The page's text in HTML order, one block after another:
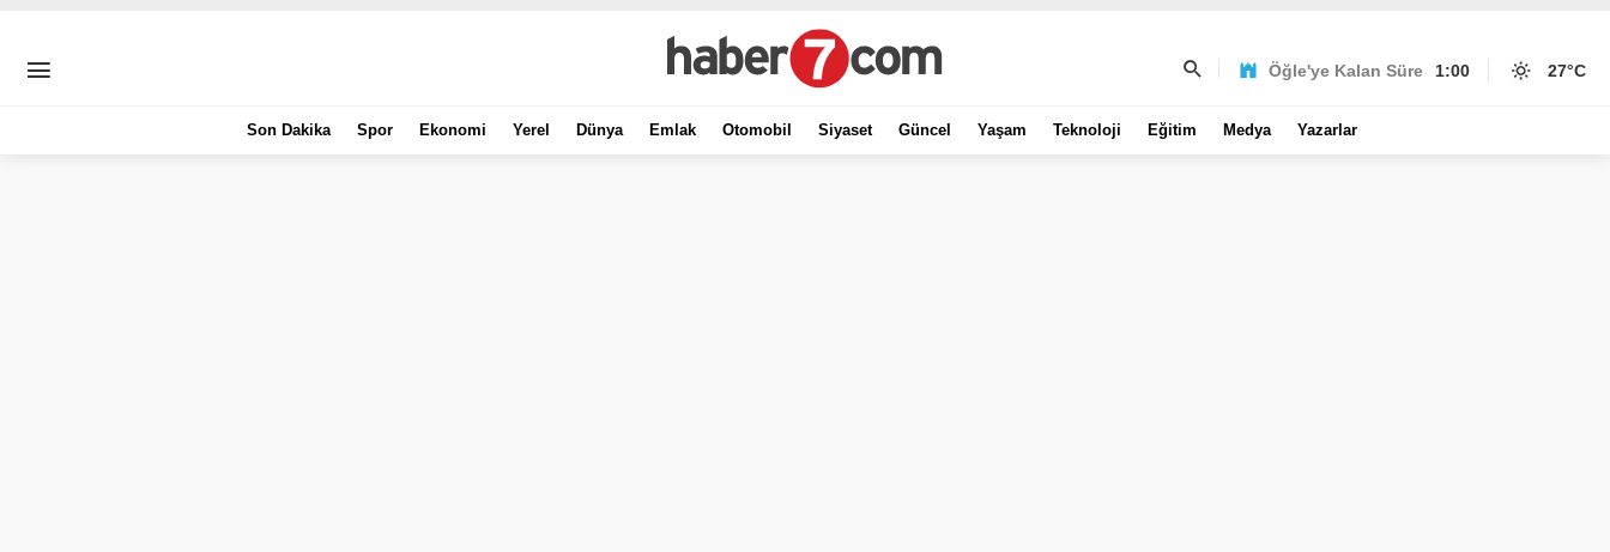
Öğle'ye Kalan Süre 1:00 27°C
Son Dakika Spor Ekonomi Yerel Dünya Emlak Otomobil Siyaset Güncel Yaşam Teknoloji Eğitim Medya Yazarlar